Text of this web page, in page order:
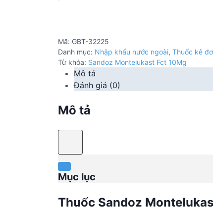
Mã: GBT-32225
Danh mục: Nhập khẩu nước ngoài, Thuốc kê
Từ khóa: Sandoz Montelukast Fct 10Mg
Mô tả
Đánh giá (0)
Mô tả
Mục lục
Thuốc Sandoz